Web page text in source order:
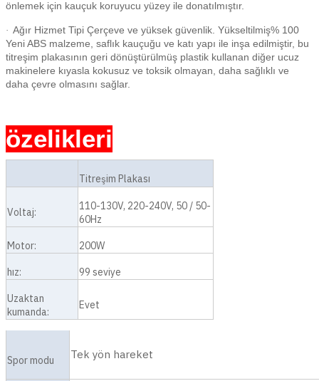
önlemek için kauçuk koruyucu yüzey ile donatılmıştır.
· Ağır Hizmet Tipi Çerçeve ve yüksek güvenlik. Yükseltilmiş% 100
Yeni ABS malzeme, saflık kauçuğu ve katı yapı ile inşa edilmiştir, bu
titreşim plakasının geri dönüştürülmüş plastik kullanan diğer ucuz
makinelere kıyasla kokusuz ve toksik olmayan, daha sağlıklı ve
daha çevre olmasını sağlar.
özelikleri
Titreşim Plakası
Voltaj:
110-130V, 220-240V, 50 / 50-
60Hz
Motor: 200W
hız: 99 seviye
Uzaktan
kumanda:
Evet
Spor modu Tek yön hareket